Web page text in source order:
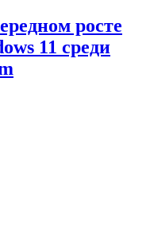
росте
11 среди